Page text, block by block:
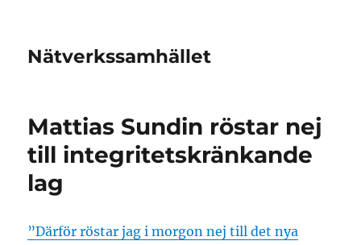
Nätverkssamhället
Mattias Sundin röstar nej
till integritetskränkande
lag
”Därför röstar jag i morgon nej till det nya